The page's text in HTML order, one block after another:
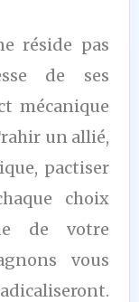
réside pas
de ses
mécanique
un allié,
pactiser
choix
de votre
vous